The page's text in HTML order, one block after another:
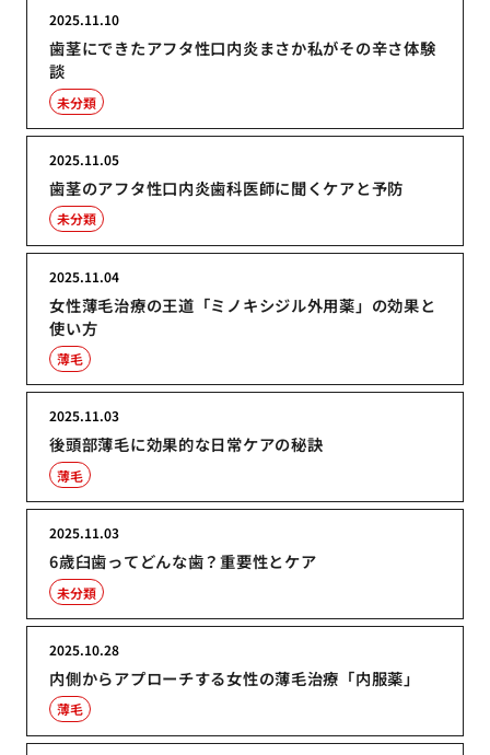
歯茎にできたアフタ性口内炎まさか私がその辛さ体験
談
2025.11.10
未分類
歯茎のアフタ性口内炎歯科医師に聞くケアと予防
2025.11.05
未分類
女性薄毛治療の王道「ミノキシジル外用薬」の効果と
使い方
2025.11.04
薄毛
後頭部薄毛に効果的な日常ケアの秘訣
2025.11.03
薄毛
6歳臼歯ってどんな歯？重要性とケア
2025.11.03
未分類
内側からアプローチする女性の薄毛治療「内服薬」
2025.10.28
薄毛